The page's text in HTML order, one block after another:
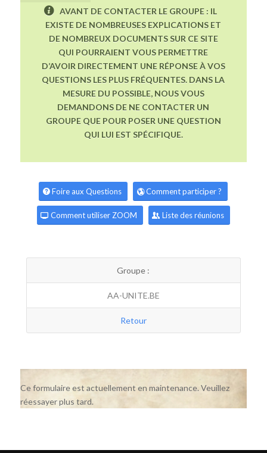
AVANT DE CONTACTER LE GROUPE : IL
EXISTE DE NOMBREUSES EXPLICATIONS ET
DE NOMBREUX DOCUMENTS SUR CE SITE
QUI POURRAIENT VOUS PERMETTRE
D’AVOIR DIRECTEMENT UNE RÉPONSE À VOS
QUESTIONS LES PLUS FRÉQUENTES. DANS LA
MESURE DU POSSIBLE, NOUS VOUS
DEMANDONS DE NE CONTACTER UN
GROUPE QUE POUR POSER UNE QUESTION
QUI LUI EST SPÉCIFIQUE.
Foire aux Questions Comment participer ?
Comment utiliser ZOOM Liste des réunions
Groupe :
AA-UNITE.BE
Retour
Ce formulaire est actuellement en maintenance. Veuillez
réessayer plus tard.